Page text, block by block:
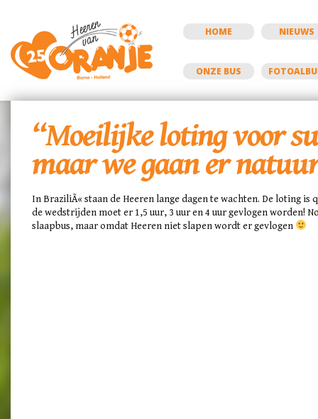
HOME NIEUWS
ONZE BUS
“Moeilijke loting voor
maar we gaan er
In BraziliÃ« staan de Heeren lange dagen te wachten. De loting is
de wedstrijden moet er 1,5 uur, 3 uur en 4 uur gevlogen worden!
slaapbus, maar omdat Heeren niet slapen wordt er gevlogen